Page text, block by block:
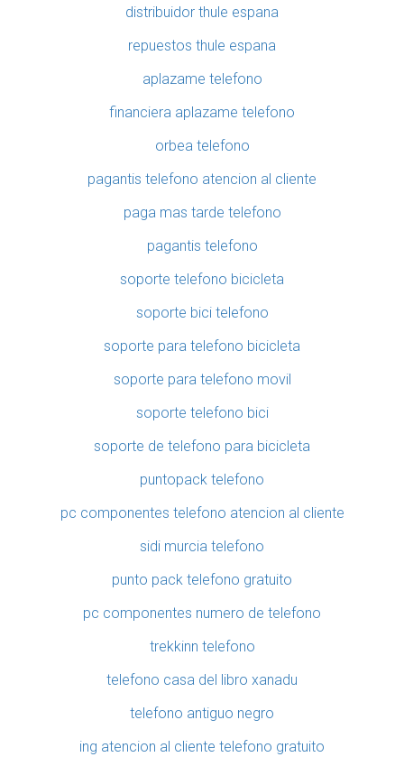
distribuidor thule espana
repuestos thule espana
aplazame telefono
financiera aplazame telefono
orbea telefono
pagantis telefono atencion al cliente
paga mas tarde telefono
pagantis telefono
soporte telefono bicicleta
soporte bici telefono
soporte para telefono bicicleta
soporte para telefono movil
soporte telefono bici
soporte de telefono para bicicleta
puntopack telefono
pc componentes telefono atencion al cliente
sidi murcia telefono
punto pack telefono gratuito
pc componentes numero de telefono
trekkinn telefono
telefono casa del libro xanadu
telefono antiguo negro
ing atencion al cliente telefono gratuito